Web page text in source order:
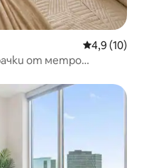
Средна
4,9 (10)
от метро